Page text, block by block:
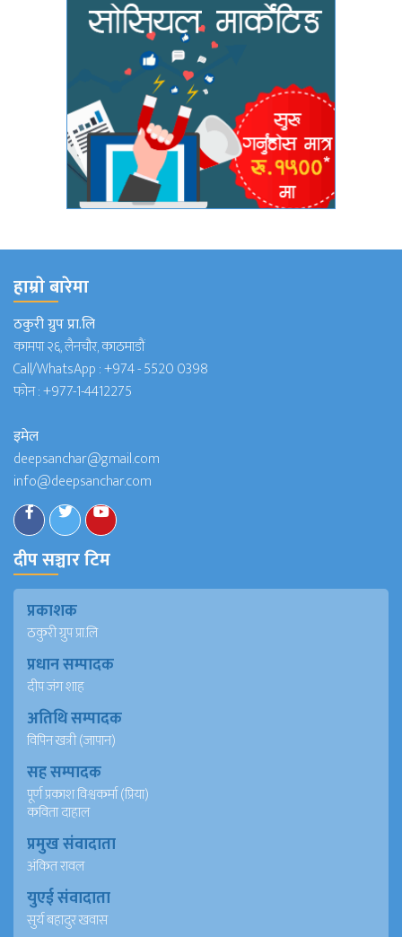
हाम्राे बारेमा
ठकुरी ग्रुप प्रा.लि
कामपा २६, लैनचौर, काठमाडौं
Call/WhatsApp :+974 - 5520 0398
फोन :+977-1-4412275
इमेल
deepsanchar@gmail.com
info@deepsanchar.com
दीप सञ्चार टिम
प्रकाशक
ठकुरी ग्रुप प्रा.लि
प्रधान सम्पादक
दीप जंग शाह
अतिथि सम्पादक
विपिन खत्री (जापान)
सह सम्पादक
पूर्ण प्रकाश विश्वकर्मा (प्रिया)
कविता दाहाल
प्रमुख संवादाता
अंकित रावल
युएई संवादाता
सुर्य बहादुर खवास